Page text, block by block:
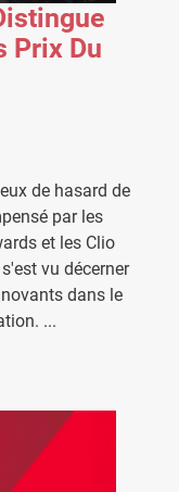
Prix Du
de hasard de
par les
et les Clio
vu décerner
dans le
...